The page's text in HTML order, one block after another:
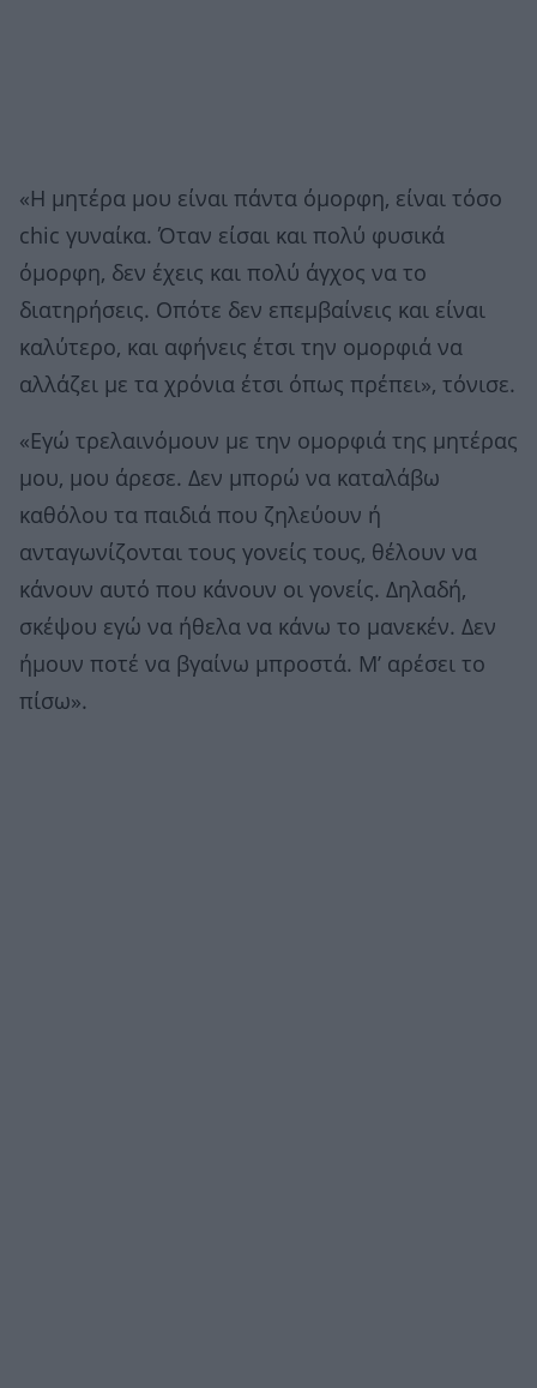
«Η μητέρα μου είναι πάντα όμορφη, είναι τόσο
chic γυναίκα. Όταν είσαι και πολύ φυσικά
όμορφη, δεν έχεις και πολύ άγχος να το
διατηρήσεις. Οπότε δεν επεμβαίνεις και είναι
καλύτερο, και αφήνεις έτσι την ομορφιά να
αλλάζει με τα χρόνια έτσι όπως πρέπει», τόνισε.
«Εγώ τρελαινόμουν με την ομορφιά της μητέρας
μου, μου άρεσε. Δεν μπορώ να καταλάβω
καθόλου τα παιδιά που ζηλεύουν ή
ανταγωνίζονται τους γονείς τους, θέλουν να
κάνουν αυτό που κάνουν οι γονείς. Δηλαδή,
σκέψου εγώ να ήθελα να κάνω το μανεκέν. Δεν
ήμουν ποτέ να βγαίνω μπροστά. Μ’ αρέσει το
πίσω».